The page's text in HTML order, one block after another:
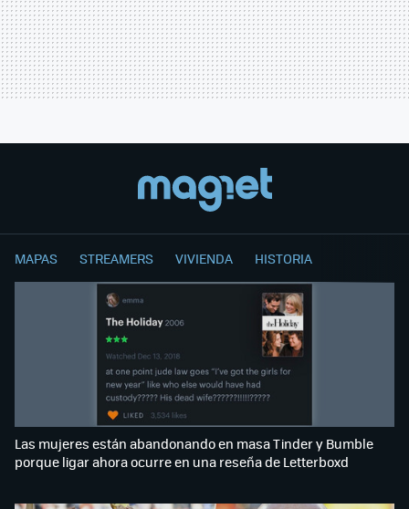
MAPAS STREAMERS VIVIENDA HISTORIA
Las mujeres están abandonando en masa Tinder y Bumble
porque ligar ahora ocurre en una reseña de Letterboxd